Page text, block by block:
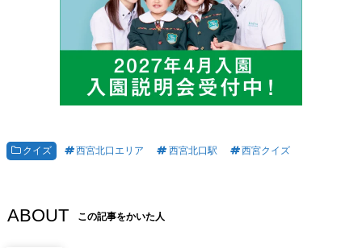
クイズ 西宮北口エリア 西宮北口駅 西宮クイズ
ABOUT この記事をかいた人